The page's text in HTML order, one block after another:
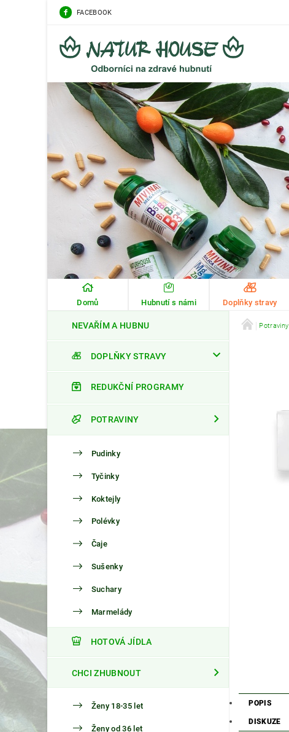
FACEBOOK
Domů Hubnutí s námi Doplňky stravy
NEVAŘÍM A HUBNU
DOPLŇKY STRAVY
REDUKČNÍ PROGRAMY
POTRAVINY
Pudinky
Tyčinky
Koktejly
Polévky
Čaje
Sušenky
Suchary
Marmelády
HOTOVÁ JÍDLA
CHCI ZHUBNOUT
Ženy 18-35 let
Ženy od 36 let
Potraviny
POPIS
DISKUZE